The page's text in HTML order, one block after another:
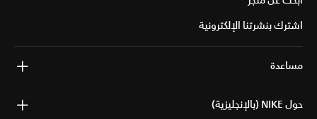
اشترك بنشرتنا الإلكترونية
مساعدة
حول NIKE (بالإنجليزية)